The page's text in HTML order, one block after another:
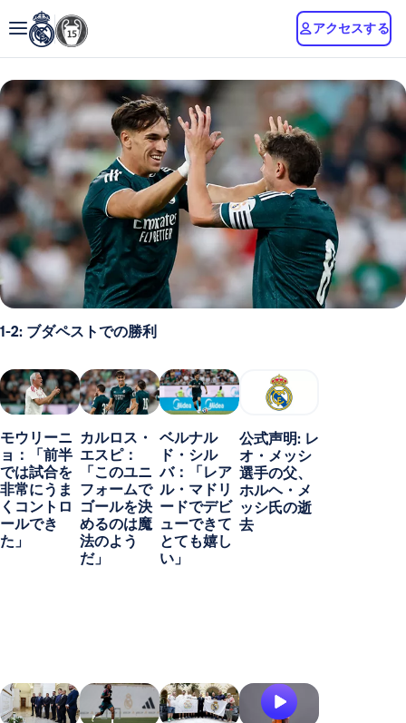
アクセスする
1-2: ブダペストでの勝利
モウリーニ
ョ：「前半
では試合を
非常にうま
くコントロ
ールでき
た」
カルロス・
エスピ：
「このユニ
フォームで
ゴールを決
めるのは魔
法のよう
だ」
ベルナル
ド・シル
バ：「レア
ル・マドリ
ードでデビ
ューできて
とても嬉し
い」
公式声明: レ
オ・メッシ
選手の父、
ホルヘ・メ
ッシ氏の逝
去